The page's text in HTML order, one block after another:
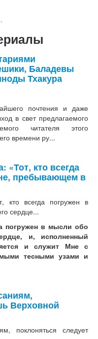
Баладевы
Тхакура
почтения и даже
в свет предлагаемого
читателя этого
времени ру...
«Тот, кто всегда
пребывающем в
погружен в мысли обо
и, исполненный
и служит Мне с
тесными узами и
Верховной